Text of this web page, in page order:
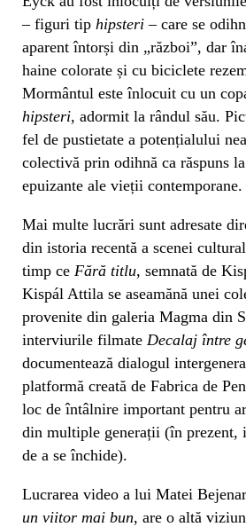
– figuri tip hipsteri – care se
aparent întorși din „război”, dar
haine colorate și cu biciclete
Mormântul este înlocuit cu un
hipsteri, adormit la rândul său.
fel de pustietate a potențialului
colectivă prin odihnă ca răspuns
epuizante ale vieții contemporane.
Mai multe lucrări sunt adresate
din istoria recentă a scenei
timp ce Fără titlu, semnată de
Kispál Attila se aseamănă unei
provenite din galeria Magma din
interviurile filmate Decalaj între
documentează dialogul
platformă creată de Fabrica de
loc de întâlnire important pentru
din multiple generații (în
de a se închide).
Lucrarea video a lui Matei
un viitor mai bun, are o altă